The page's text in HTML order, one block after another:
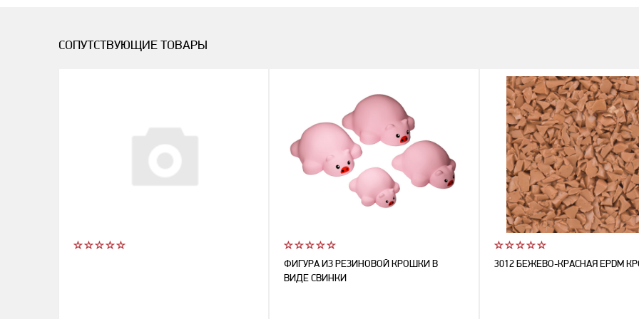
СОПУТСТВУЮЩИЕ ТОВАРЫ
ФИГУРА ИЗ РЕЗИНОВОЙ КРОШКИ В
ВИДЕ СВИНКИ
3012 БЕЖЕВО-КРАСНАЯ EPDM